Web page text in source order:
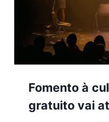
Fomento à
gratuito vai